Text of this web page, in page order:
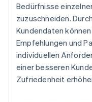
Bedürfnisse
zuzuschneiden.
Kundendaten
Empfehlungen und
individuellen
einer besseren
Zufriedenheit